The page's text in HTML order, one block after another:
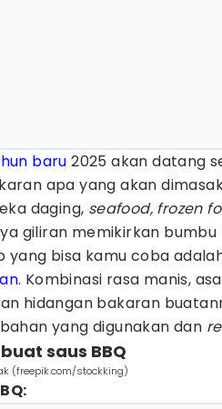
baru 2025 akan datang
apa yang akan
daging, seafood, frozen
giliran memikirkan
yang bisa kamu coba
. Kombinasi rasa manis,
hidangan bakaran
yang digunakan dan
saus BBQ
(freepik.com/stockking)